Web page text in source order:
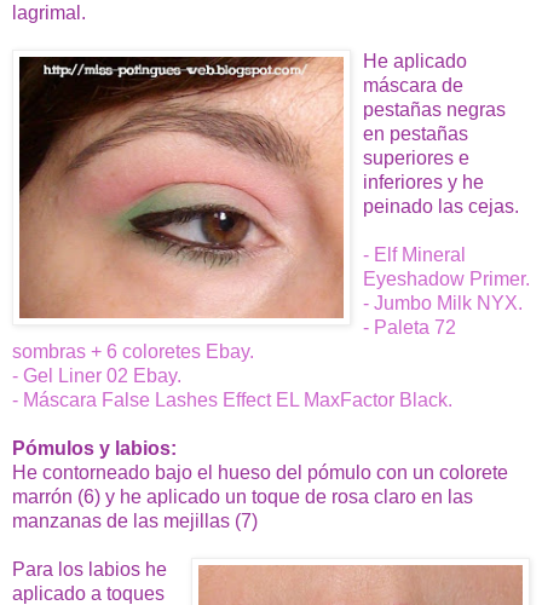
lagrimal.
He aplicado
máscara de
pestañas negras
en pestañas
superiores e
inferiores y he
peinado las cejas.
- Elf Mineral
Eyeshadow Primer.
- Jumbo Milk NYX.
- Paleta 72
sombras + 6 coloretes Ebay.
- Gel Liner 02 Ebay.
- Máscara False Lashes Effect EL MaxFactor Black.
Pómulos y labios:
He contorneado bajo el hueso del pómulo con un colorete
marrón (6) y he aplicado un toque de rosa claro en las
manzanas de las mejillas (7)
Para los labios he
aplicado a toques